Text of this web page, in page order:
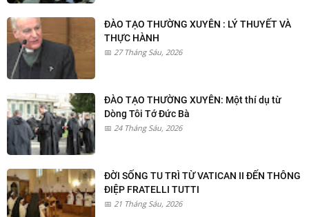
ĐÀO TẠO THƯỜNG XUYÊN : LÝ THUYẾT VÀ
THỰC HÀNH
27 Tháng Sáu, 2026
ĐÀO TẠO THƯỜNG XUYÊN: Một thí dụ từ
Dòng Tôi Tớ Đức Bà
24 Tháng Sáu, 2026
ĐỜI SỐNG TU TRÌ TỪ VATICAN II ĐẾN THÔNG
ĐIỆP FRATELLI TUTTI
21 Tháng Sáu, 2026